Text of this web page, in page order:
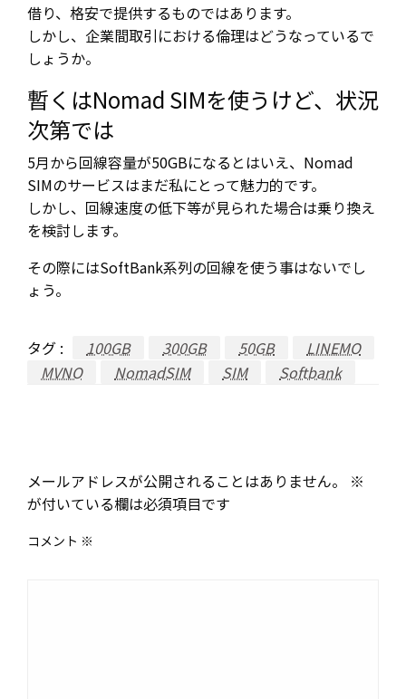
借り、格安で提供するものではあります。
しかし、企業間取引における倫理はどうなっているで
しょうか。
暫くはNomad SIMを使うけど、状況
次第では
5月から回線容量が50GBになるとはいえ、Nomad
SIMのサービスはまだ私にとって魅力的です。
しかし、回線速度の低下等が見られた場合は乗り換え
を検討します。
その際にはSoftBank系列の回線を使う事はないでし
ょう。
タグ : 100GB 300GB 50GB
LINEMO
MVNO
NomadSIM SIM Softbank
メールアドレスが公開されることはありません。
※
が付いている欄は必須項目です
コメント ※